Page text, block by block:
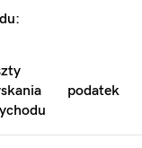
podatek